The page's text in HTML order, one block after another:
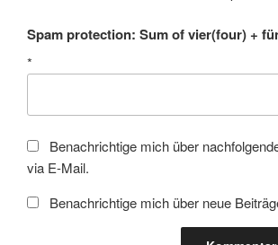
Spam protection: Sum of vier(four) +
*
Benachrichtige mich über
via E-Mail.
Benachrichtige mich über neue